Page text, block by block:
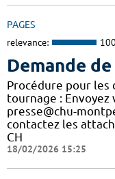
PAGES
relevance:
Demande
Procédure pour les
tournage : Envoyez
presse@chu-
contactez les
CH
18/02/2026 15:25